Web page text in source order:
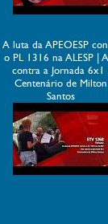
A luta da APEOESP
o PL 1316 na ALESP |
contra a Jornada 6x1
Centenário de Milton
Santos